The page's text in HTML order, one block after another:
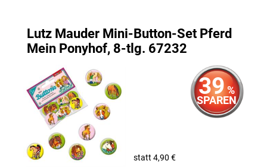
Lutz Mauder Mini-Button-Set Pferd
Mein Ponyhof, 8-tlg. 67232
39 %
SPAREN
statt 4,90 €